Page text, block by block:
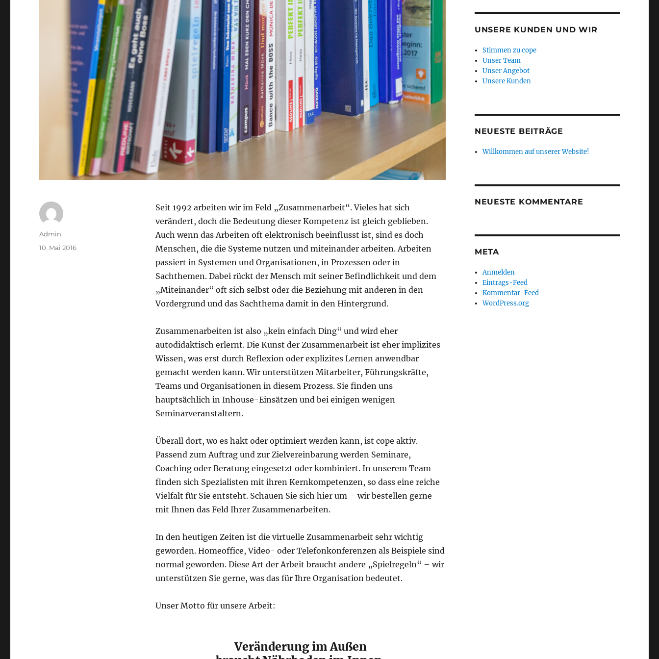
Seit 1992 arbeiten wir im Feld „Zusammenarbeit“. Vieles hat sich
verändert, doch die Bedeutung dieser Kompetenz ist gleich geblieben.
Auch wenn das Arbeiten oft elektronisch beeinflusst ist, sind es doch
Menschen, die die Systeme nutzen und miteinander arbeiten. Arbeiten
passiert in Systemen und Organisationen, in Prozessen oder in
Sachthemen. Dabei rückt der Mensch mit seiner Befindlichkeit und dem
„Miteinander“ oft sich selbst oder die Beziehung mit anderen in den
Vordergrund und das Sachthema damit in den Hintergrund.
Zusammenarbeiten ist also „kein einfach Ding“ und wird eher
autodidaktisch erlernt. Die Kunst der Zusammenarbeit ist eher implizites
Wissen, was erst durch Reflexion oder explizites Lernen anwendbar
gemacht werden kann. Wir unterstützen Mitarbeiter, Führungskräfte,
Teams und Organisationen in diesem Prozess. Sie finden uns
hauptsächlich in Inhouse-Einsätzen und bei einigen wenigen
Seminarveranstaltern.
Überall dort, wo es hakt oder optimiert werden kann, ist cope aktiv.
Passend zum Auftrag und zur Zielvereinbarung werden Seminare,
Coaching oder Beratung eingesetzt oder kombiniert. In unserem Team
finden sich Spezialisten mit ihren Kernkompetenzen, so dass eine reiche
Vielfalt für Sie entsteht. Schauen Sie sich hier um – wir bestellen gerne
mit Ihnen das Feld Ihrer Zusammenarbeiten.
In den heutigen Zeiten ist die virtuelle Zusammenarbeit sehr wichtig
geworden. Homeoffice, Video- oder Telefonkonferenzen als Beispiele sind
normal geworden. Diese Art der Arbeit braucht andere „Spielregeln“ – wir
unterstützen Sie gerne, was das für Ihre Organisation bedeutet.
Unser Motto für unsere Arbeit:
Veränderung im Außen
Autor
Admin
Veröffentlicht
10. Mai 2016
UNSERE KUNDEN UND WIR
Stimmen zu cope
Unser Team
Unser Angebot
Unsere Kunden
NEUESTE BEITRÄGE
Willkommen auf unserer Website!
NEUESTE KOMMENTARE
META
Anmelden
Eintrags-Feed
Kommentar-Feed
WordPress.org